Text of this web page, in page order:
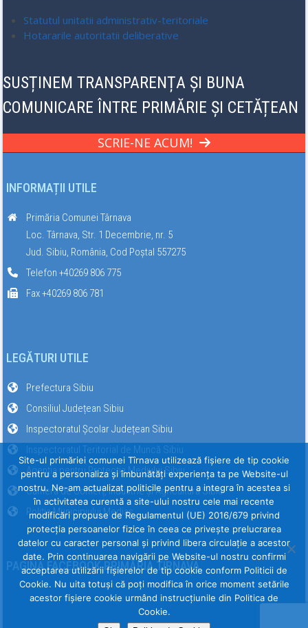
Statutul unitatii administrativ-teritoriale
Hotararile autoritatii deliberative
SUSȚINEM TRANSPARENȚA ȘI BUNA
COMUNICARE ÎNTRE PRIMĂRIE ȘI CETĂȚEAN
SCRIE-NE ACUM!
INFORMAȚII UTILE
Primăria Comunei Târnava
Loc. Târnava, Str. 1 Decembrie, nr. 5
Jud. Sibiu, România, Cod Poștal 557275
Telefon +40269 806 775
Fax +40269 806 781
LEGĂTURI UTILE
Prefectura Sibiu
Consiliul Județean Sibiu
Inspectoratul Școlar Județean Sibiu
Inspectoratul Teritorial de Muncă Sibiu
Agenția pentru Protecția Mediului Sibiu
Camera de Comerț, Industrie și Agricultură Sibiu
Poliția Municipiului Mediaș
PAGINA FACEBOOK PRIMĂRIA TÎRNAVA
Site-ul primăriei comunei Tîrnava utilizează fişiere de tip cookie
pentru a personaliza și îmbunătăți experiența ta pe Website-ul
nostru. Ne-am actualizat politicile pentru a integra în acestea si
în activitatea curentă a site-ului nostru cele mai recente
modificări propuse de Regulamentul (UE) 2016/679 privind
protecția persoanelor fizice în ceea ce privește prelucrarea
datelor cu caracter personal și privind libera circulație a acestor
date. Prin continuarea navigării pe Website-ul nostru confirmi
acceptarea utilizării fişierelor de tip cookie conform Politicii de
Cookie. Nu uita totuși că poți modifica în orice moment setările
acestor fişiere cookie urmând instrucțiunile din Politica de
Cookie.